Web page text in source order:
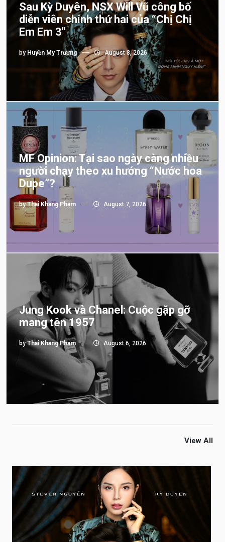
Sau Kỳ Duyên, NSX Will Vũ công bố
diễn viên chính thứ hai của “Chị Chị
Em Em 3″
by Huyền My Trương August 8, 2026
MF Opinion: Tại sao ngày càng nhiều
người chạy theo xu hướng “Nước hoa
Dupe”?
byThai Khang Pham August 7, 2026
Jung Kook và Chanel: Cuộc gặp gỡ
mang tên 1957
byThai Khang Pham August 6, 2026
View All